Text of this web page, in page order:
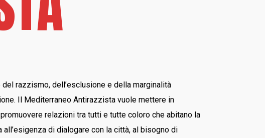
razzismo, dell’esclusione e della marginalità
Il Mediterraneo Antirazzista vuole mettere in
relazioni tra tutti e tutte coloro che abitano la
di dialogare con la città, al bisogno di